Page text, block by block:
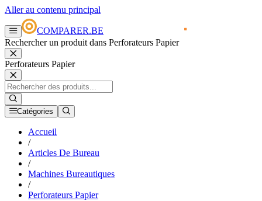
Aller au contenu principal
COMPARER.BE
Rechercher un produit dans Perforateurs Papier
Perforateurs Papier
Catégories
Accueil
/
Articles De Bureau
/
Machines Bureautiques
/
Perforateurs Papier